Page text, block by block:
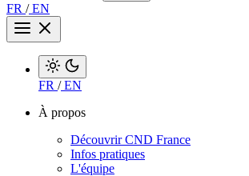
FR /EN
FR /EN
À propos
Découvrir CND France
Infos pratiques
L'équipe